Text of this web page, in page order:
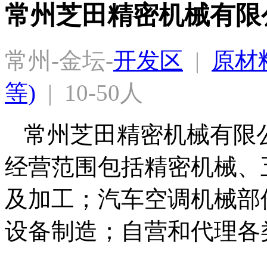
常州芝田精密机械有
常州-金坛-开发区 | 原材
等) |  10-50人
常州芝田精密机械有限
经营范围包括精密机械
及加工；汽车空调机械
设备制造；自营和代理